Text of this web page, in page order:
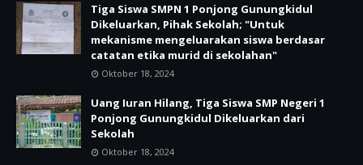
Tiga Siswa SMPN 1 Ponjong Gunungkidul
Dikeluarkan, Pihak Sekolah; "Untuk
mekanisme mengeluarakan siswa berdasar
catatan etika murid di sekolahan"
Oktober 18, 2024
Uang Iuran Hilang, Tiga Siswa SMP Negeri 1
Ponjong Gunungkidul Dikeluarkan dari
Sekolah
Oktober 18, 2024